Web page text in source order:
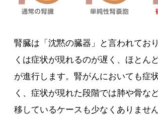
腎臓は「沈黙の臓器」と言われてお
くは症状が現れるのが遅く、ほとん
が進行します。腎がんにおいても症
く、症状が現れた段階では肺や骨な
移しているケースも少なくありませ